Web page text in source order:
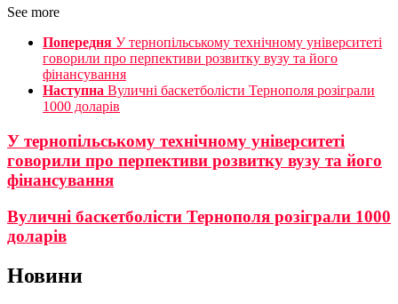
See more
Попередня У тернопільському технічному університеті
говорили про перпективи розвитку вузу та його
фінансування
Наступна Вуличні баскетболісти Тернополя розіграли
1000 доларів
У тернопільському технічному університеті
говорили про перпективи розвитку вузу та його
фінансування
Вуличні баскетболісти Тернополя розіграли 1000
доларів
Новини